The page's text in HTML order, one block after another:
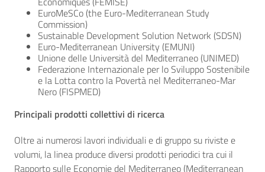
EuroMeSCo (the Euro-Mediterranean Study
Commission)
Sustainable Development Solution Network (SDSN)
Euro-Mediterranean University (EMUNI)
Unione delle Università del Mediterraneo (UNIMED)
Federazione Internazionale per lo Sviluppo Sostenibile
e la Lotta contro la Povertà nel Mediterraneo-Mar
Nero (FISPMED)
Principali prodotti collettivi di ricerca
Oltre ai numerosi lavori individuali e di gruppo su riviste e
volumi, la linea produce diversi prodotti periodici tra cui il
Rapporto sulle Economie del Mediterraneo (Mediterranean